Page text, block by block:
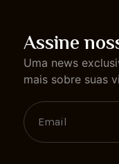
Assine
Uma news
mais sobre suas